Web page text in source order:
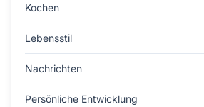
Kochen
Lebensstil
Nachrichten
Persönliche Entwicklung